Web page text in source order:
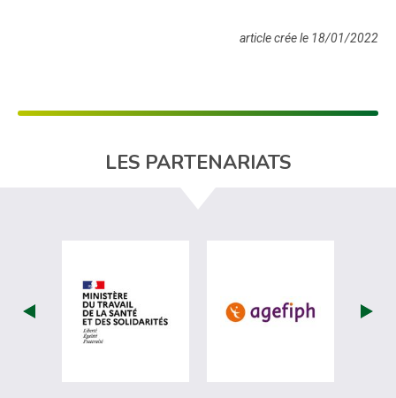
article crée le 18/01/2022
LES PARTENARIATS
visiter les site de Ministère du travail
visiter les